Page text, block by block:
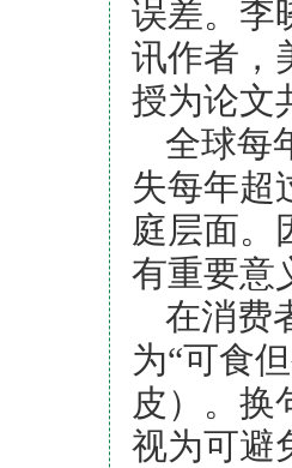
误差。李
讯作者，
授为论文
全球每
失每年超
庭层面。
有重要意
在消费
为“可食
皮） 。换
视为可避